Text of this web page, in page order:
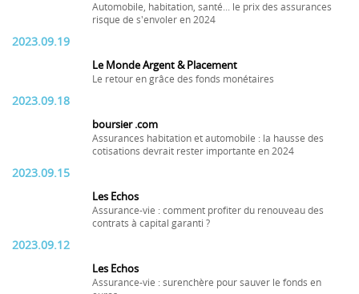
Automobile, habitation, santé... le prix des assurances
risque de s'envoler en 2024
2023.09.19
Le Monde Argent & Placement
Le retour en grâce des fonds monétaires
2023.09.18
boursier .com
Assurances habitation et automobile : la hausse des
cotisations devrait rester importante en 2024
2023.09.15
Les Echos
Assurance-vie : comment profiter du renouveau des
contrats à capital garanti ?
2023.09.12
Les Echos
Assurance-vie : surenchère pour sauver le fonds en